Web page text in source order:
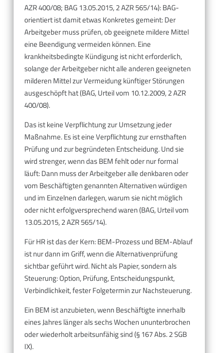
AZR 400/08; BAG 13.05.2015, 2 AZR 565/14): BAG-
orientiert ist damit etwas Konkretes gemeint: Der
Arbeitgeber muss prüfen, ob geeignete mildere Mittel
eine Beendigung vermeiden können. Eine
krankheitsbedingte Kündigung ist nicht erforderlich,
solange der Arbeitgeber nicht alle anderen geeigneten
milderen Mittel zur Vermeidung künftiger Störungen
ausgeschöpft hat (BAG, Urteil vom 10.12.2009, 2 AZR
400/08).
Das ist keine Verpflichtung zur Umsetzung jeder
Maßnahme. Es ist eine Verpflichtung zur ernsthaften
Prüfung und zur begründeten Entscheidung. Und sie
wird strenger, wenn das BEM fehlt oder nur formal
läuft: Dann muss der Arbeitgeber alle denkbaren oder
vom Beschäftigten genannten Alternativen würdigen
und im Einzelnen darlegen, warum sie nicht möglich
oder nicht erfolgversprechend waren (BAG, Urteil vom
13.05.2015, 2 AZR 565/14).
Für HR ist das der Kern: BEM-Prozess und BEM-Ablauf
ist nur dann im Griff, wenn die Alternativenprüfung
sichtbar geführt wird. Nicht als Papier, sondern als
Steuerung: Option, Prüfung, Entscheidungspunkt,
Verbindlichkeit, fester Folgetermin zur Nachsteuerung.
Ein BEM ist anzubieten, wenn Beschäftigte innerhalb
eines Jahres länger als sechs Wochen ununterbrochen
oder wiederholt arbeitsunfähig sind (§ 167 Abs. 2 SGB
IX).